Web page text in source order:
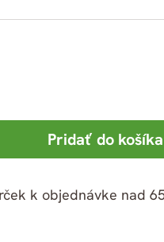
Pridať do košíka
k objednávke nad